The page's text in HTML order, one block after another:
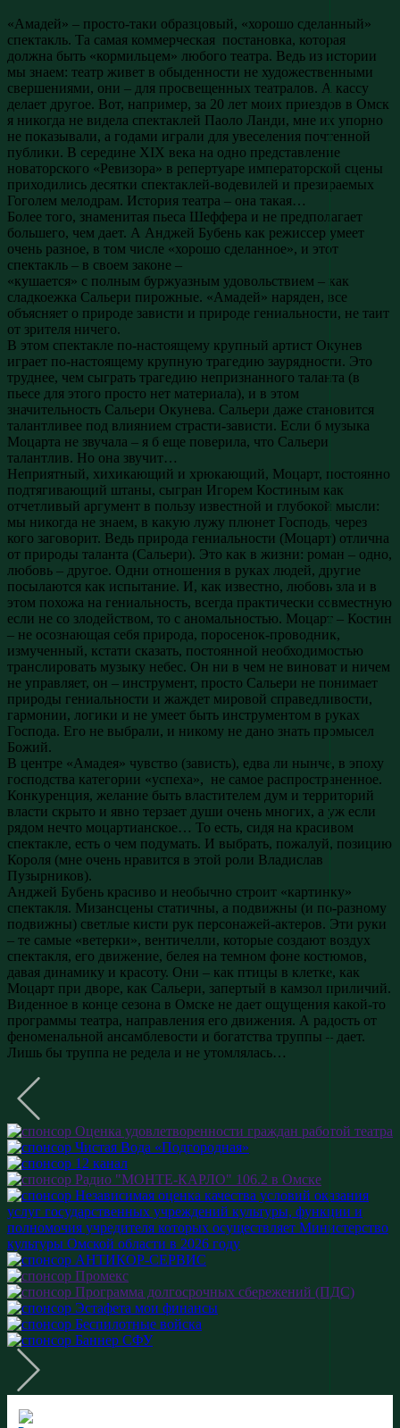
«Амадей» – просто-таки образцовый, «хорошо сделанный»
спектакль. Та самая коммерческая постановка, которая
должна быть «кормильцем» любого театра. Ведь из истории
мы знаем: театр живет в обыденности не художественными
свершениями, они – для просвещенных театралов. А кассу
делает другое. Вот, например, за 20 лет моих приездов в Омск
я никогда не видела спектаклей Паоло Ланди, мне их упорно
не показывали, а годами играли для увеселения почтенной
публики. В середине ХIХ века на одно представление
новаторского «Ревизора» в репертуаре императорской сцены
приходились десятки спектаклей-водевилей и презираемых
Гоголем мелодрам. История театра – она такая…
Более того, знаменитая пьеса Шеффера и не предполагает
большего, чем дает. А Анджей Бубень как режиссер умеет
очень разное, в том числе «хорошо сделанное», и этот
спектакль – в своем законе –
«кушается» с полным буржуазным удовольствием – как
сладкоежка Сальери пирожные. «Амадей» наряден, все
объясняет о природе зависти и природе гениальности, не таит
от зрителя ничего.
В этом спектакле по-настоящему крупный артист Окунев
играет по-настоящему крупную трагедию заурядности. Это
труднее, чем сыграть трагедию непризнанного таланта (в
пьесе для этого просто нет материала), и в этом
значительность Сальери Окунева. Сальери даже становится
талантливее под влиянием страсти-зависти. Если б музыка
Моцарта не звучала – я б еще поверила, что Сальери
талантлив. Но она звучит…
Неприятный, хихикающий и хрюкающий, Моцарт, постоянно
подтягивающий штаны, сыгран Игорем Костиным как
отчетливый аргумент в пользу известной и глубокой мысли:
мы никогда не знаем, в какую лужу плюнет Господь, через
кого заговорит. Ведь природа гениальности (Моцарт) отлична
от природы таланта (Сальери). Это как в жизни: роман – одно,
любовь – другое. Одни отношения в руках людей, другие
посылаются как испытание. И, как известно, любовь зла и в
этом похожа на гениальность, всегда практически совместную
если не со злодейством, то с аномальностью. Моцарт – Костин
– не осознающая себя природа, поросенок-проводник,
измученный, кстати сказать, постоянной необходимостью
транслировать музыку небес. Он ни в чем не виноват и ничем
не управляет, он – инструмент, просто Сальери не понимает
природы гениальности и жаждет мировой справедливости,
гармонии, логики и не умеет быть инструментом в руках
Господа. Его не выбрали, и никому не дано знать промысел
Божий.
В центре «Амадея» чувство (зависть), едва ли нынче, в эпоху
господства категории «успеха», не самое распространенное.
Конкуренция, желание быть властителем дум и территорий
власти скрыто и явно терзает души очень многих, а уж если
рядом нечто моцартианское… То есть, сидя на красивом
спектакле, есть о чем подумать. И выбрать, пожалуй, позицию
Короля (мне очень нравится в этой роли Владислав
Пузырников).
Анджей Бубень красиво и необычно строит «картинку»
спектакля. Мизансцены статичны, а подвижны (и по-разному
подвижны) светлые кисти рук персонажей-актеров. Эти руки
– те самые «ветерки», вентичелли, которые создают воздух
спектакля, его движение, белея на темном фоне костюмов,
давая динамику и красоту. Они – как птицы в клетке, как
Моцарт при дворе, как Сальери, запертый в камзол приличий.
Виденное в конце сезона в Омске не дает ощущения какой-то
программы театра, направления его движения. А радость от
феноменальной ансамблевости и богатства труппы – дает.
Лишь бы труппа не редела и не утомлялась…